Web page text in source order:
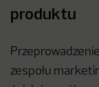
produktu
zespołu